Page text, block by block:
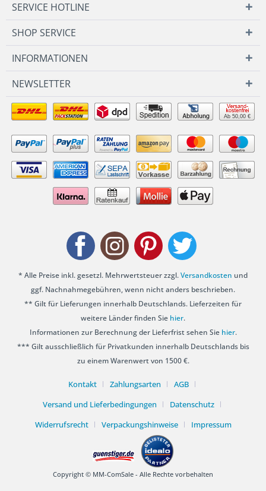
SERVICE HOTLINE
SHOP SERVICE
INFORMATIONEN
NEWSLETTER
Ab 50,00 €
* Alle Preise inkl. gesetzl. Mehrwertsteuer zzgl.Versandkosten und
ggf. Nachnahmegebühren, wenn nicht anders beschrieben.
** Gilt für Lieferungen innerhalb Deutschlands. Lieferzeiten für
weitere Länder finden Sie hier.
Informationen zur Berechnung der Lieferfrist sehen Sie hier.
*** Gilt ausschließlich für Privatkunden innerhalb Deutschlands bis
zu einem Warenwert von 1500 €.
Kontakt Zahlungsarten
AGB
Versand und Lieferbedingungen
Datenschutz
Widerrufsrecht
Verpackungshinweise Impressum
Copyright © MM-ComSale - Alle Rechte vorbehalten